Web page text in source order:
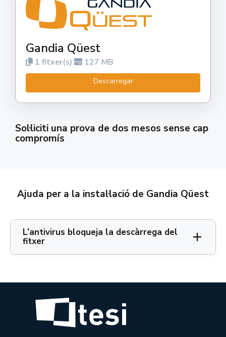
Gandia Qüest
1 fitxer(s) 127 MB
Descarregar
Sol·liciti una prova de dos mesos sense cap
compromís
Ajuda per a la instal·lació de Gandia Qüest
L’antivirus bloqueja la descàrrega del
fitxer